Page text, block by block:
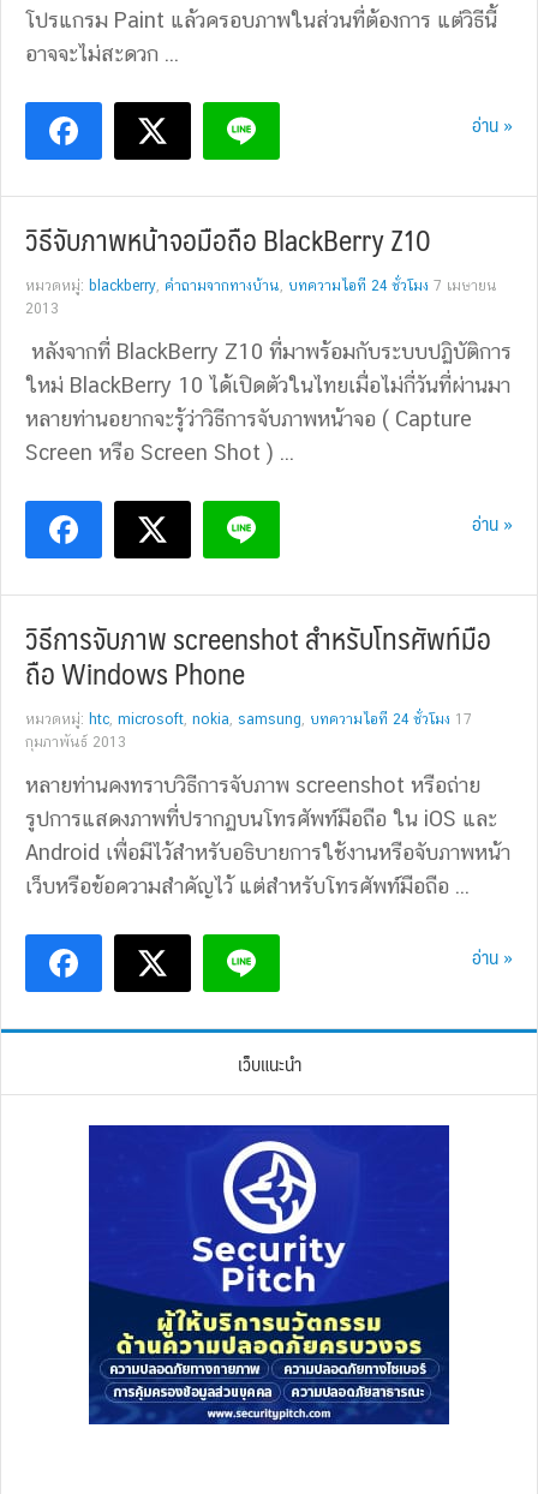
โปรแกรม Paint แล้วครอบภาพในส่วนที่ต้องการ แต่วิธีนี้
อาจจะไม่สะดวก ...
อ่าน »
วิธีจับภาพหน้าจอมือถือ BlackBerry Z10
หมวดหมู่: blackberry, คำถามจากทางบ้าน, บทความไอที 24 ชั่วโมง 7 เมษายน
2013
หลังจากที่ BlackBerry Z10 ที่มาพร้อมกับระบบปฏิบัติการ
ใหม่ BlackBerry 10 ได้เปิดตัวในไทยเมื่อไม่กี่วันที่ผ่านมา
หลายท่านอยากจะรู้ว่าวิธีการจับภาพหน้าจอ ( Capture
Screen หรือ Screen Shot ) ...
อ่าน »
วิธีการจับภาพ screenshot สำหรับโทรศัพท์มือ
ถือ Windows Phone
หมวดหมู่: htc, microsoft, nokia, samsung, บทความไอที 24 ชั่วโมง 17
กุมภาพันธ์ 2013
หลายท่านคงทราบวิธีการจับภาพ screenshot หรือถ่าย
รูปการแสดงภาพที่ปรากฏบนโทรศัพท์มือถือ ใน iOS และ
Android เพื่อมีไว้สำหรับอธิบายการใช้งานหรือจับภาพหน้า
เว็บหรือข้อความสำคัญไว้ แต่สำหรับโทรศัพท์มือถือ ...
อ่าน »
เว็บแนะนำ